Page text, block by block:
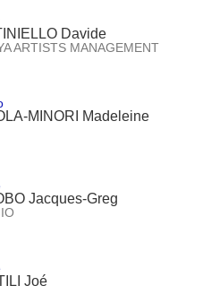
Davide
ARTISTS MANAGEMENT
MINORI Madeleine
Jacques-Greg
Joé